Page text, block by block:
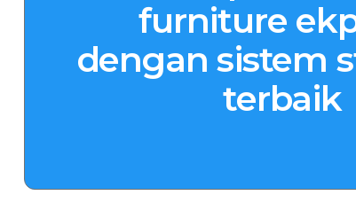
furniture
dengan sistem
terbaik